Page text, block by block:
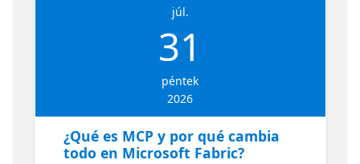
júl.
31
péntek
2026
¿Qué es MCP y por qué cambia
todo en Microsoft Fabric?